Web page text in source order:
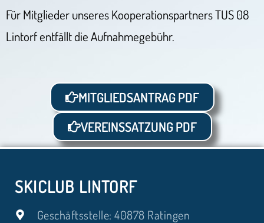
Für Mitglieder unseres Kooperationspartners TUS 08
Lintorf entfällt die Aufnahmegebühr.
MITGLIEDSANTRAG PDF
VEREINSSATZUNG PDF
SKICLUB LINTORF
Geschäftsstelle: 40878 Ratingen